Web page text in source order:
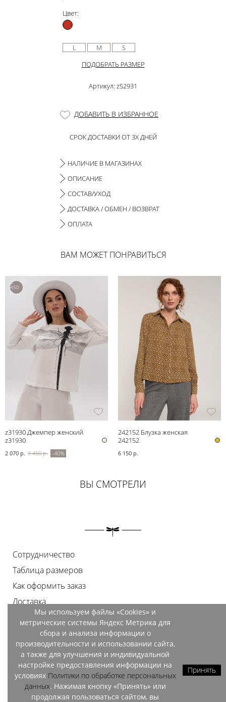
Цвет:
L M
S
ПОДОБРАТЬ РАЗМЕР
Артикул: z52931
ДОБАВИТЬ В ИЗБРАННОЕ
СРОК ДОСТАВКИ ОТ 3Х ДНЕЙ
НАЛИЧИЕ В МАГАЗИНАХ
ОПИСАНИЕ
СОСТАВ/УХОД
ДОСТАВКА / ОБМЕН / ВОЗВРАТ
ОПЛАТА
ВАМ МОЖЕТ ПОНРАВИТЬСЯ
3
450
р.
z31930 Джемпер женский
z31930
2 070 р. 3 450 р. -40%
242152 Блузка женская
242152
6 150 р.
ВЫ СМОТРЕЛИ
Сотрудничество
Таблица размеров
Как оформить заказ
Доставка
Оплата
Возврат
Документы
Контакты
Магазины
Мы используем файлы «Cookies» и
метрические системы Яндекс Метрика для
сбора и анализа информации о
производительности и использовании сайта,
а также для улучшения и индивидуальной
настройке предоставления информации на
условиях Политики по обработке персональных
данных. Нажимая кнопку «Принять» или
продолжая пользоваться сайтом, вы
Принять